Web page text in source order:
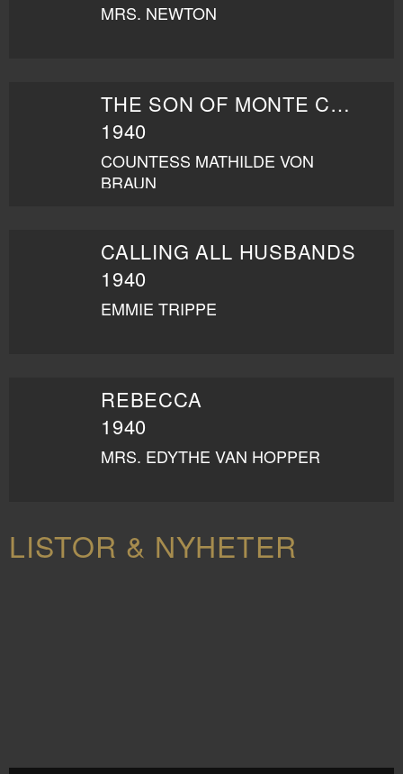
MRS. NEWTON
THE SON OF MONTE CRISTO
1940
COUNTESS MATHILDE VON
BRAUN
CALLING ALL HUSBANDS
1940
EMMIE TRIPPE
REBECCA
1940
MRS. EDYTHE VAN HOPPER
LISTOR & NYHETER